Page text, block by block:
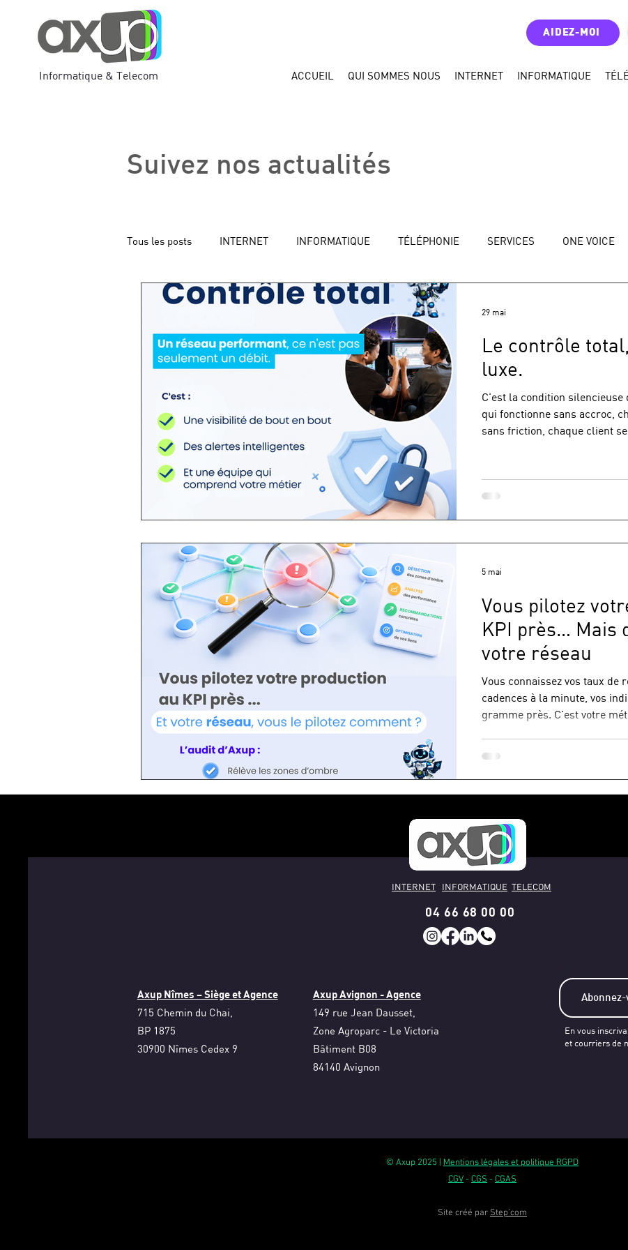
Informatique & Telecom
AIDEZ-MOI
ACCUEIL QUI SOMMES NOUS INTERNET INFORMATIQUE
Suivez nos actualités
Tous les posts INTERNET INFORMATIQUE TÉLÉPHONIE SERVICES ONE VOICE
Le contrôle
luxe.
C'est la condition
qui fonctionne sans accroc,
sans friction, chaque client
partie de l'histoire. La vraie
vitesse circule l'information
29 mai
Vous pilotez
KPI près… Mais
votre réseau
Vous connaissez vos taux de
cadences à la minute, vos
gramme près. C'est votre
dégradées que personne ne
tiennent "à peu près" —
plus. On a tous vécu ce
5 mai
Axup Nîmes – Siège et Agence
715 Chemin du Chai,
BP 1875
30900 Nîmes Cedex 9
Axup Avignon - Agence
149 rue Jean Dausset,
Zone Agroparc - Le Victoria
Bâtiment B08
84140 Avignon
En vous
et courriers de
04 66 68 00 00
© Axup 2025 | Mentions légales et politique RGPD
CGV-CGS -CGAS
Site créé par Step’com
INTERNET INFORMATIQUE TELECOM